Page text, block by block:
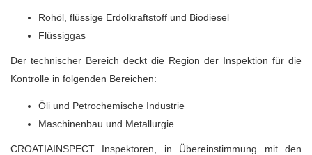
Rohöl, flüssige Erdölkraftstoff und Biodiesel
Flüssiggas
Der technischer Bereich deckt die Region der Inspektion für die
Kontrolle in folgenden Bereichen:
Öli und Petrochemische Industrie
Maschinenbau und Metallurgie
CROATIAINSPECT Inspektoren, in Übereinstimmung mit den